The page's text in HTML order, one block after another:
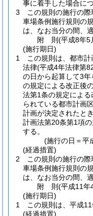
事に着手した場合に
3
この規則の施行の
車場条例施行規則の
は、なお当分の間、
附 則(平成8年5
(施行期日)
1
この規則は、都市
法律(平成4年法律第
の日から起算して3年
の規定による改正後
法第1条の規定によ
られている都市計画
計画が決定されたと
計画法第20条第1項
する。
(施行の日＝平
(経過措置)
2
この規則の施行の
車場条例施行規則の
は、なお当分の間、
附 則(平成11年
(施行期日)
1
この規則は、平成
(経過措置)